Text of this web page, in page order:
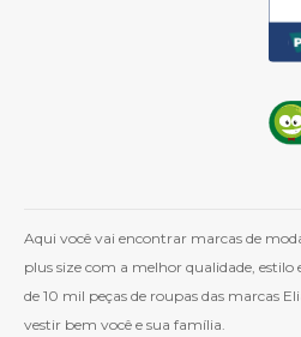
Aqui você vai encontrar marcas de
plus size com a melhor qualidade,
de 10 mil peças de roupas das marcas
vestir bem você e sua família.